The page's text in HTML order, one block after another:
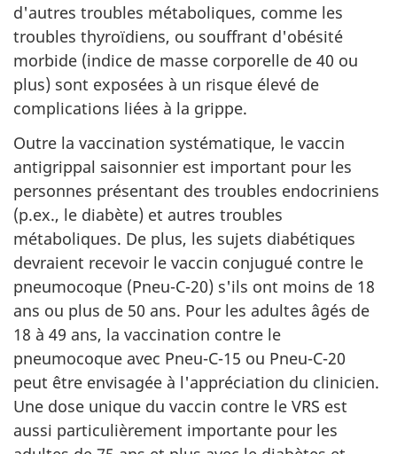
d'autres troubles métaboliques, comme les
troubles thyroïdiens, ou souffrant d'obésité
morbide (indice de masse corporelle de 40 ou
plus) sont exposées à un risque élevé de
complications liées à la grippe.
Outre la vaccination systématique, le vaccin
antigrippal saisonnier est important pour les
personnes présentant des troubles endocriniens
(p.ex., le diabète) et autres troubles
métaboliques. De plus, les sujets diabétiques
devraient recevoir le vaccin conjugué contre le
pneumocoque (Pneu-C-20) s'ils ont moins de 18
ans ou plus de 50 ans. Pour les adultes âgés de
18 à 49 ans, la vaccination contre le
pneumocoque avec Pneu-C-15 ou Pneu-C-20
peut être envisagée à l'appréciation du clinicien.
Une dose unique du vaccin contre le VRS est
aussi particulièrement importante pour les